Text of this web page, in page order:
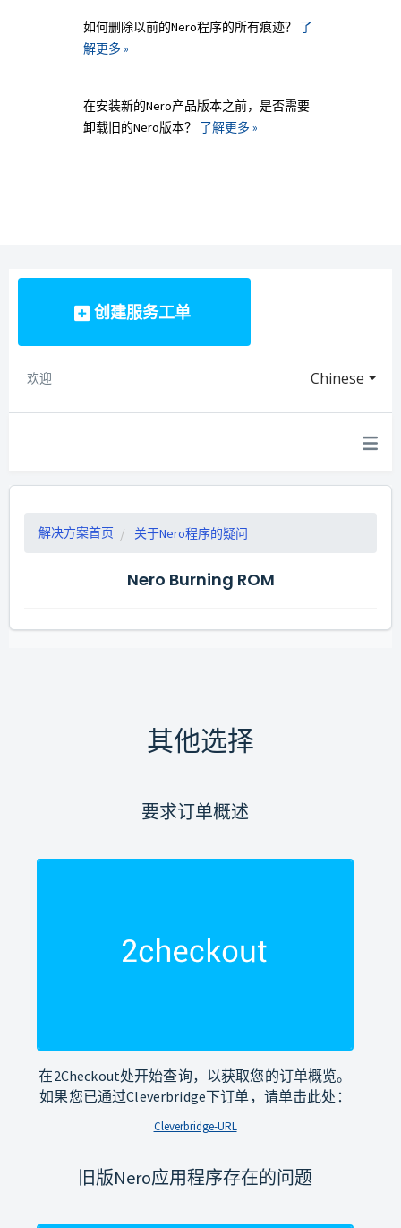
如何删除以前的Nero程序的所有痕迹？
了
解更多 »
在安装新的Nero产品版本之前，是否需要
卸载旧的Nero版本？
了解更多 »
创建服务工单
Chinese
欢迎
解决方案首页 关于Nero程序的疑问
Nero Burning ROM
其他选择
要求订单概述
在2Checkout处开始查询，以获取您的订单概览。
如果您已通过Cleverbridge下订单，请单击此处：
Cleverbridge-URL
旧版Nero应用程序存在的问题